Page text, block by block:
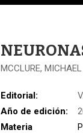
MCCLURE, MICHAEL
Editorial:
Año de edición:
Materia